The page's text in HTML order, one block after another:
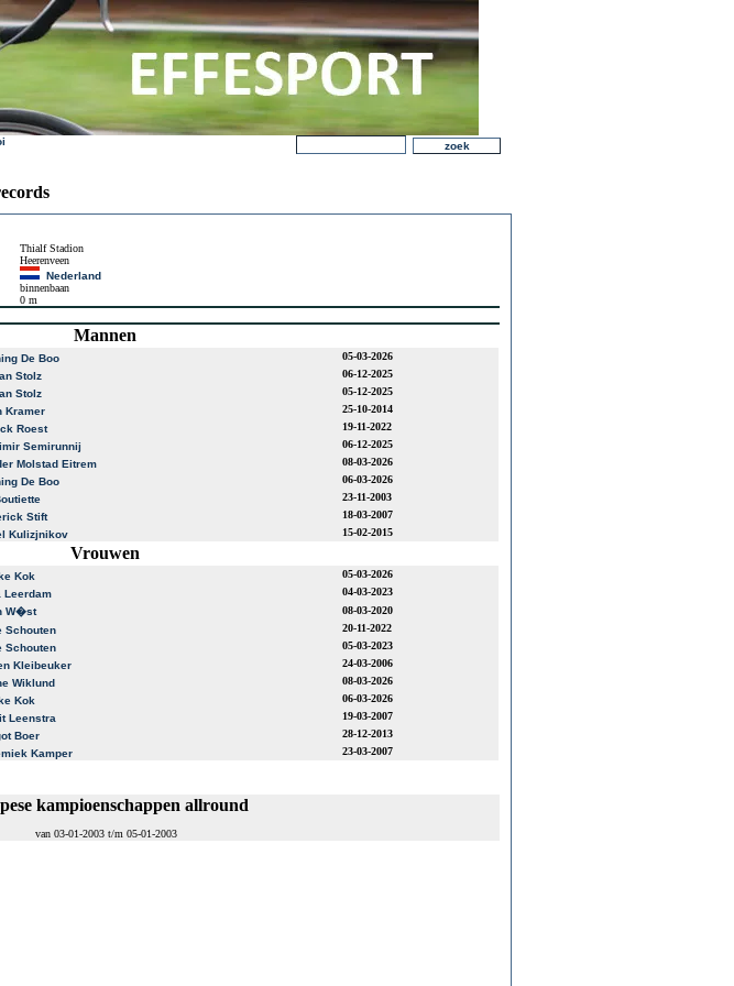
Thialf Stadion
Heerenveen
Nederland
binnenbaan
0 m
Mannen
De Boo
05-03-2026
Stolz
06-12-2025
Stolz
05-12-2025
Kramer
25-10-2014
Roest
19-11-2022
Semirunnij
06-12-2025
Molstad Eitrem
08-03-2026
De Boo
06-03-2026
23-11-2003
Stift
18-03-2007
Kulizjnikov 15-02-2015
Vrouwen
Kok
05-03-2026
Leerdam
04-03-2023
W�st
08-03-2020
Schouten
20-11-2022
Schouten
05-03-2023
Kleibeuker
24-03-2006
Wiklund
08-03-2026
Kok
06-03-2026
Leenstra
19-03-2007
Boer
28-12-2013
Kamper 23-03-2007
kampioenschappen allround
van 03-01-2003 t/m 05-01-2003